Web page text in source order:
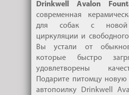
Drinkwell Avalon
современная
для собак с новой
циркуляции и
Вы устали от
которые быстро
удовлетворены
Подарите питомцу
автопоилку Drinkwell